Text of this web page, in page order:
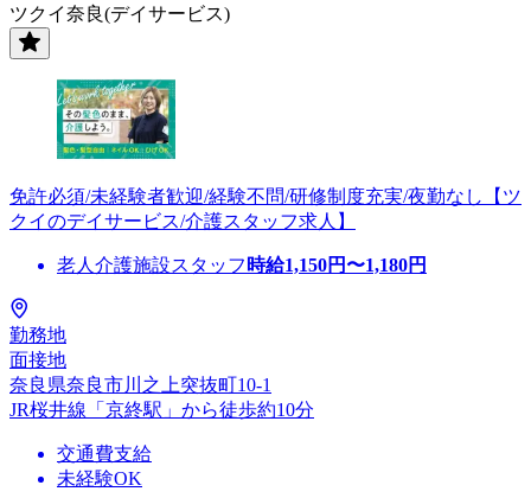
ツクイ奈良(デイサービス)
免許必須/未経験者歓迎/経験不問/研修制度充実/夜勤なし【ツ
クイのデイサービス/介護スタッフ求人】
老人介護施設スタッフ 時給1,150円〜1,180円
勤務地
面接地
奈良県奈良市川之上突抜町10-1
JR桜井線「京終駅」から徒歩約10分
交通費支給
未経験OK